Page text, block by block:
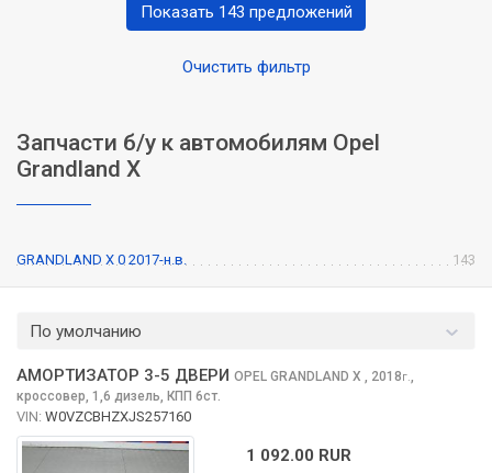
Очистить фильтр
Показать 143 предложений
Запчасти б/у к автомобилям Opel
Grandland X
GRANDLAND X 0 2017-н.в. 143
По умолчанию
АМОРТИЗАТОР 3-5 ДВЕРИ OPEL GRANDLAND X , 2018г.,
кроссовер, 1,6 дизель, КПП 6ст.
VIN: W0VZCBHZXJS257160
1 092.00 RUR